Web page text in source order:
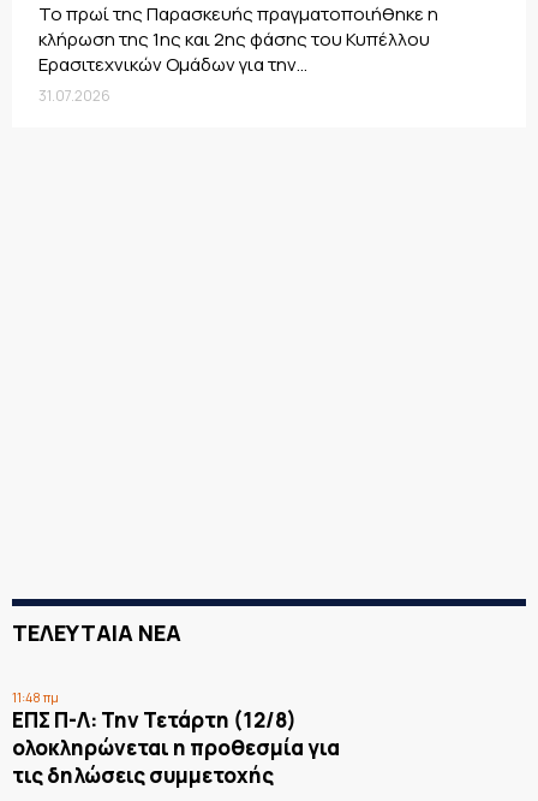
Το πρωί της Παρασκευής πραγματοποιήθηκε η
κλήρωση της 1ης και 2ης φάσης του Κυπέλλου
Ερασιτεχνικών Ομάδων για την...
31.07.2026
ΤΕΛΕΥΤΑΙΑ ΝΕΑ
11:48 πμ
ΕΠΣ Π-Λ: Την Τετάρτη (12/8)
ολοκληρώνεται η προθεσμία για
τις δηλώσεις συμμετοχής